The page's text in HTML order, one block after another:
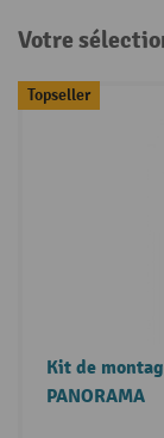
Votre
Topseller
Kit de
PANORAMA